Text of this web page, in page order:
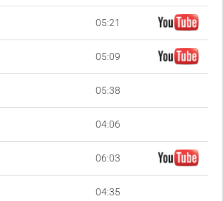
05:21
05:09
05:38
04:06
06:03
04:35